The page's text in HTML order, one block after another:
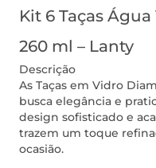
Kit 6 Taças
260 ml – Lanty
Descrição
As Taças em Vidro
busca elegância e
design sofisticado e
trazem um toque
ocasião.